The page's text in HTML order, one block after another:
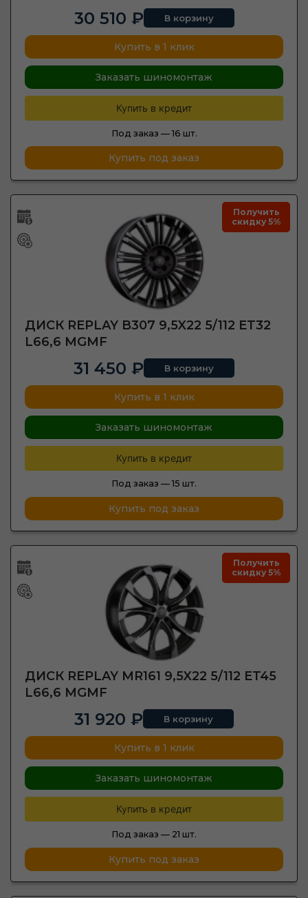
30 510 ₽ В корзину
Купить в 1 клик
Заказать шиномонтаж
Купить в кредит
Под заказ — 16 шт.
Купить под заказ
Получить
скидку 5%
ДИСК REPLAY B307 9,5X22 5/112 ET32
L66,6 MGMF
31 450 ₽ В корзину
Купить в 1 клик
Заказать шиномонтаж
Купить в кредит
Под заказ — 15 шт.
Купить под заказ
Получить
скидку 5%
ДИСК REPLAY MR161 9,5X22 5/112 ET45
L66,6 MGMF
31 920 ₽ В корзину
Купить в 1 клик
Заказать шиномонтаж
Купить в кредит
Под заказ — 21 шт.
Купить под заказ